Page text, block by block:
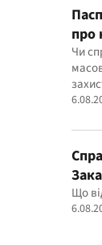
про
Чи
Що